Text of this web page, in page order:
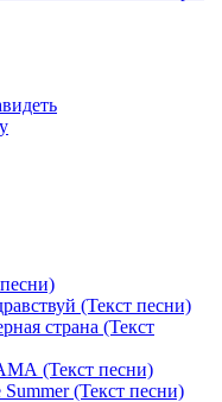
(Текст песни)
страна (Текст
(Текст песни)
(Текст песни)